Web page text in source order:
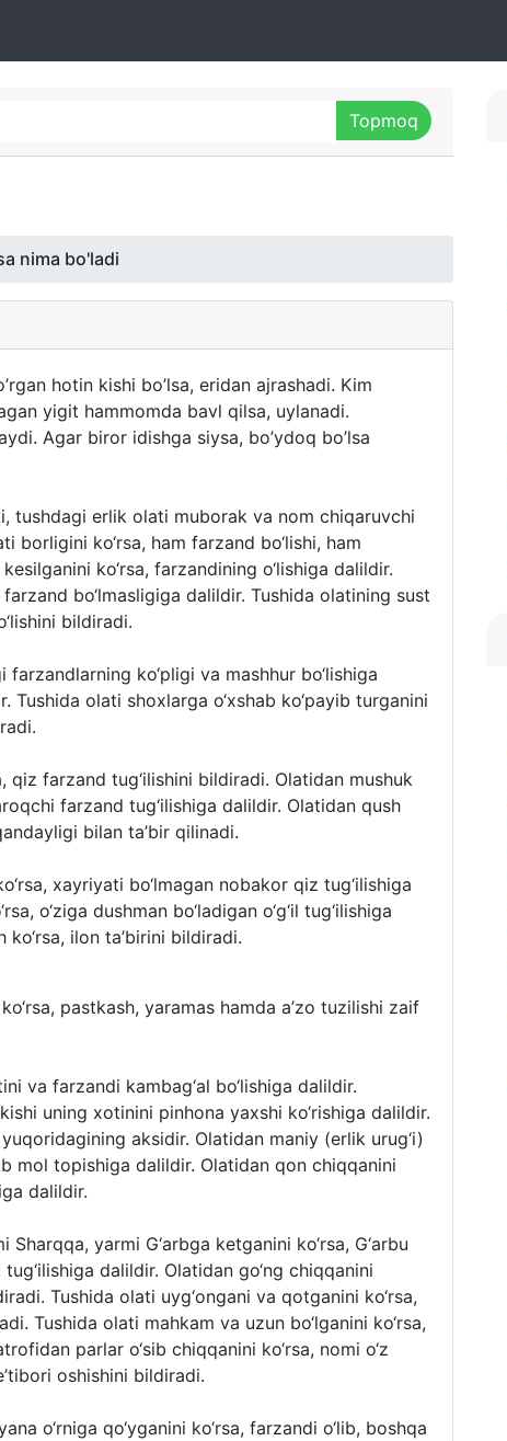
nima bo'ladi
hotin kishi bo’lsa, eridan ajrashadi. Kim
yigit hammomda bavl qilsa, uylanadi.
Agar biror idishga siysa, bo’ydoq bo’lsa
tushdagi erlik olati muborak va nom chiqaruvchi
borligini ko‘rsa, ham farzand bo‘lishi, ham
ko‘rsa, farzandining o‘lishiga dalildir.
farzand bo‘lmasligiga dalildir. Tushida olatining sust
bildiradi.
ko‘pligi va mashhur bo‘lishiga
olati shoxlarga o‘xshab ko‘payib turganini
qiz farzand tug‘ilishini bildiradi. Olatidan mushuk
farzand tug‘ilishiga dalildir. Olatidan qush
bilan ta’bir qilinadi.
xayriyati bo‘lmagan nobakor qiz tug‘ilishiga
o‘ziga dushman bo‘ladigan o‘g‘il tug‘ilishiga
ilon ta’birini bildiradi.
pastkash, yaramas hamda a’zo tuzilishi zaif
va farzandi kambag‘al bo‘lishiga dalildir.
uning xotinini pinhona yaxshi ko‘rishiga dalildir.
aksidir. Olatidan maniy (erlik urug‘i)
mol topishiga dalildir. Olatidan qon chiqqanini
dalildir.
yarmi G‘arbga ketganini ko‘rsa, G‘arbu
dalildir. Olatidan go‘ng chiqqanini
Tushida olati uyg‘ongani va qotganini ko‘rsa,
Tushida olati mahkam va uzun bo‘lganini ko‘rsa,
parlar o‘sib chiqqanini ko‘rsa, nomi o‘z
oshishini bildiradi.
o‘rniga qo‘yganini ko‘rsa, farzandi o‘lib, boshqa